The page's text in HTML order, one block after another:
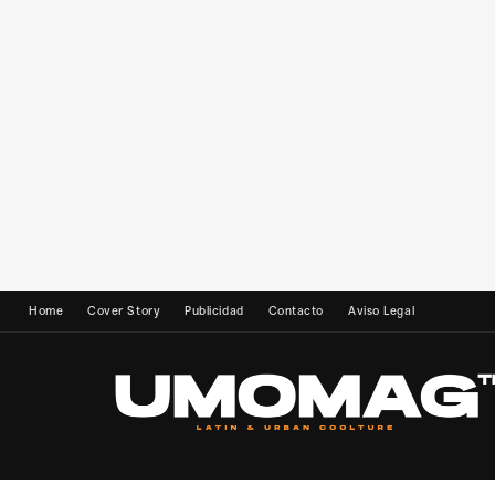
Home Cover Story Publicidad Contacto Aviso Legal